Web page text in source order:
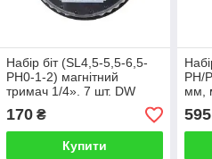
Набір біт (SL4,5-5,5-6,5-
PH0-1-2) магнітний
тримач 1/4». 7 шт. DW
170₴
Купити
РН/
мм,
595